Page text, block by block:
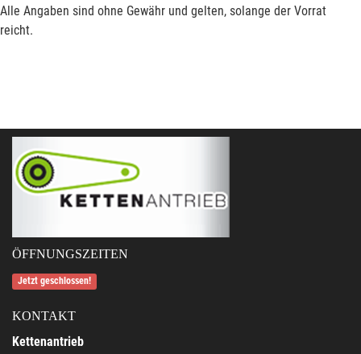
Alle Angaben sind ohne Gewähr und gelten, solange der Vorrat
reicht.
ÖFFNUNGSZEITEN
Jetzt geschlossen!
KONTAKT
Kettenantrieb